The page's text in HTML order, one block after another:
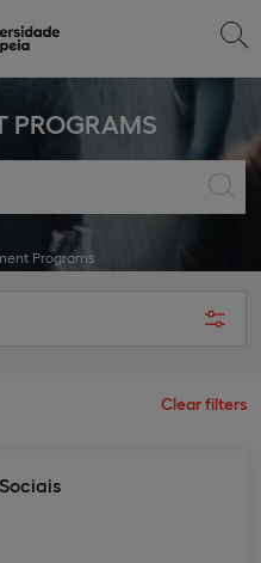
PROGRAMS
Programs
Clear filters